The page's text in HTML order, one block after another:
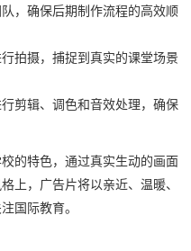
，确保后期制作流程的高效顺
拍摄，捕捉到真实的课堂场景
剪辑、调色和音效处理，确保
的特色，通过真实生动的画面
上，广告片将以亲近、温暖、
国际教育。